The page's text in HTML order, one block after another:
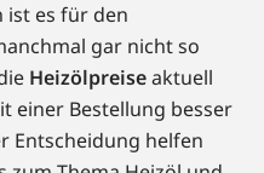
ist es für den
gar nicht so
Heizölpreiseaktuell
einer Bestellung besser
Entscheidung helfen